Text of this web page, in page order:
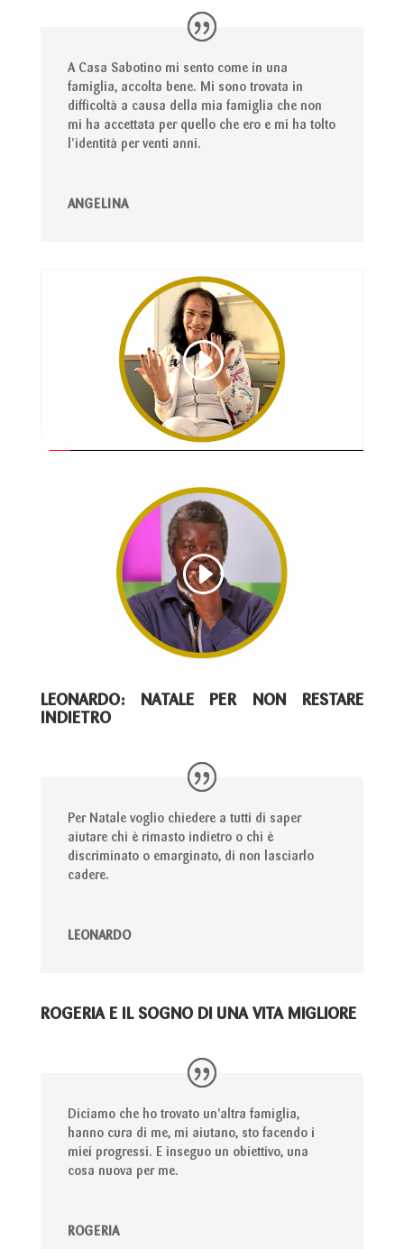
A Casa Sabotino mi sento come in una
famiglia, accolta bene. Mi sono trovata in
difficoltà a causa della mia famiglia che non
mi ha accettata per quello che ero e mi ha tolto
l’identità per venti anni.
ANGELINA
LEONARDO: NATALE PER NON RESTARE
INDIETRO
Per Natale voglio chiedere a tutti di saper
aiutare chi è rimasto indietro o chi è
discriminato o emarginato, di non lasciarlo
cadere.
LEONARDO
ROGERIA E IL SOGNO DI UNA VITA MIGLIORE
Diciamo che ho trovato un’altra famiglia,
hanno cura di me, mi aiutano, sto facendo i
miei progressi. E inseguo un obiettivo, una
cosa nuova per me.
ROGERIA